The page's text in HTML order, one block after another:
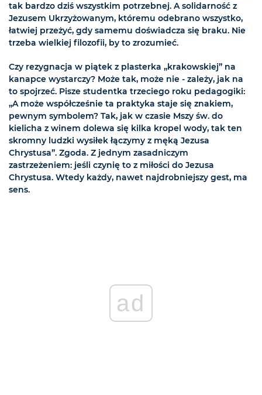
tak bardzo dziś wszystkim potrzebnej. A solidarność z
Jezusem Ukrzyżowanym, któremu odebrano wszystko,
łatwiej przeżyć, gdy samemu doświadcza się braku. Nie
trzeba wielkiej filozofii, by to zrozumieć.
Czy rezygnacja w piątek z plasterka „krakowskiej” na
kanapce wystarczy? Może tak, może nie - zależy, jak na
to spojrzeć. Pisze studentka trzeciego roku pedagogiki:
„A może współcześnie ta praktyka staje się znakiem,
pewnym symbolem? Tak, jak w czasie Mszy św. do
kielicha z winem dolewa się kilka kropel wody, tak ten
skromny ludzki wysiłek łączymy z męką Jezusa
Chrystusa”. Zgoda. Z jednym zasadniczym
zastrzeżeniem: jeśli czynię to z miłości do Jezusa
Chrystusa. Wtedy każdy, nawet najdrobniejszy gest, ma
sens.
ad